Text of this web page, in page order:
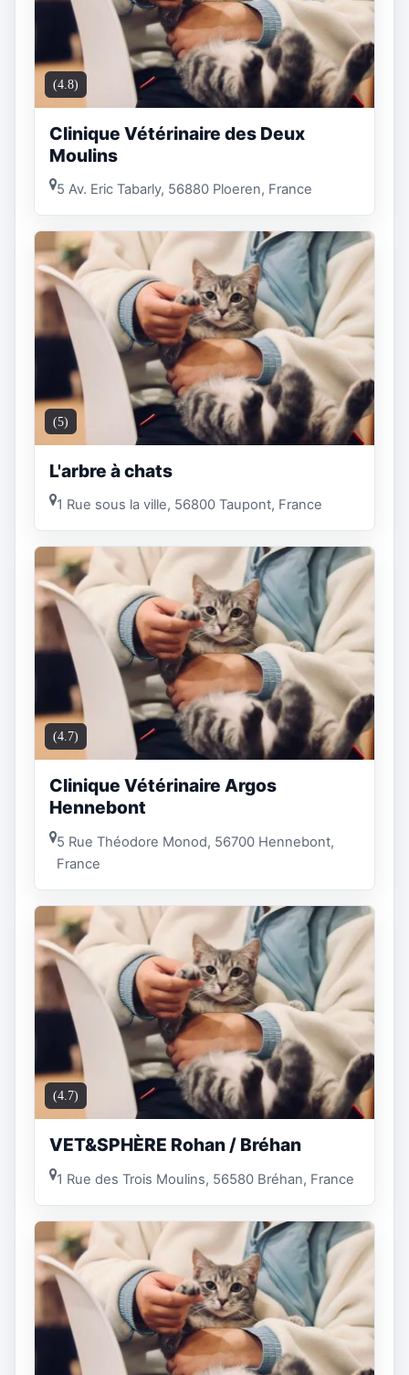
(4.8)
Clinique Vétérinaire des Deux
Moulins
5 Av. Eric Tabarly, 56880 Ploeren, France
(5)
L'arbre à chats
1 Rue sous la ville, 56800 Taupont, France
(4.7)
Clinique Vétérinaire Argos
Hennebont
5 Rue Théodore Monod, 56700 Hennebont,
France
(4.7)
VET&SPHÈRE Rohan / Bréhan
1 Rue des Trois Moulins, 56580 Bréhan, France